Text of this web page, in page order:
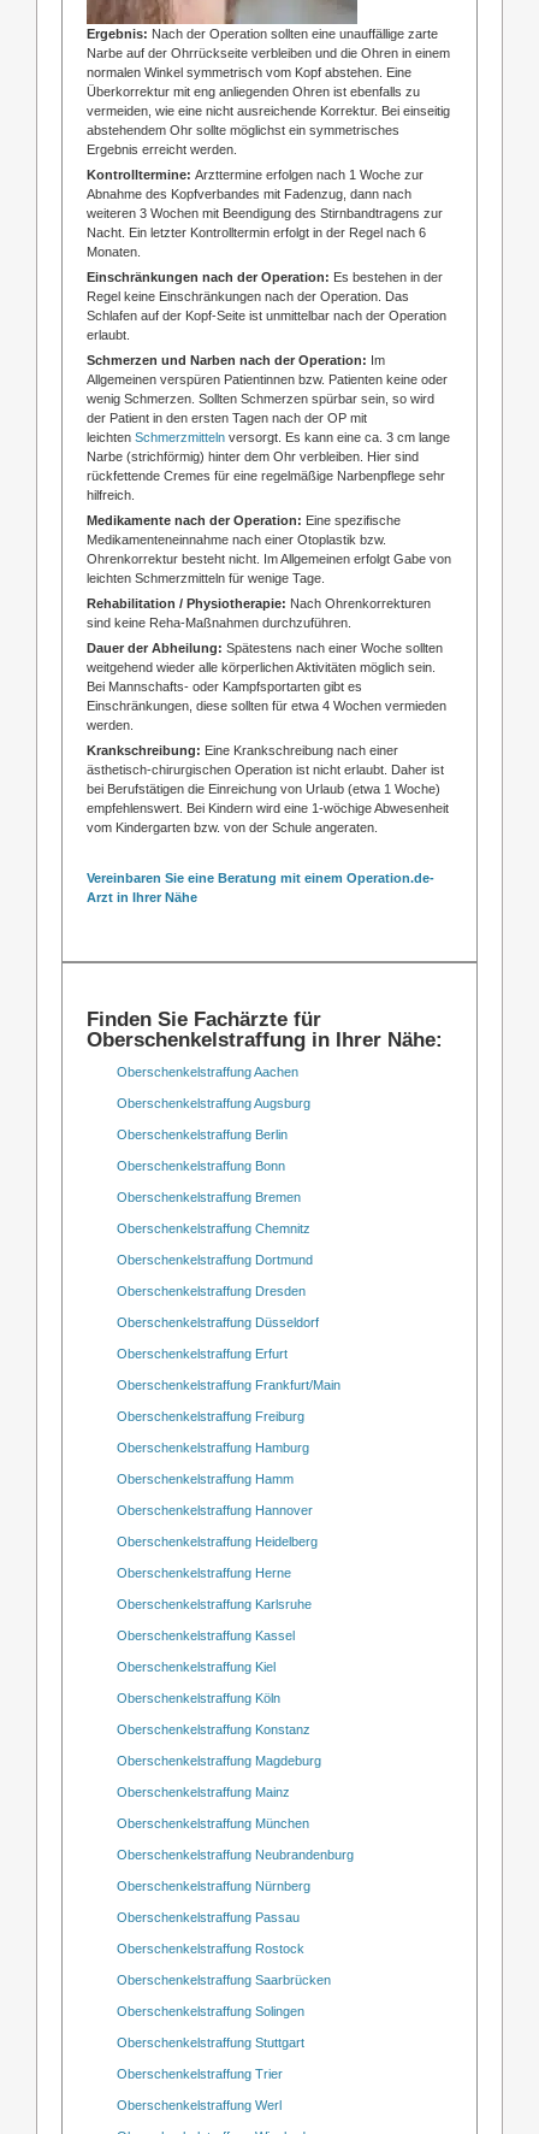
Ergebnis: Nach der Operation sollten eine unauffällige zarte
Narbe auf der Ohrrückseite verbleiben und die Ohren in einem
normalen Winkel symmetrisch vom Kopf abstehen. Eine
Überkorrektur mit eng anliegenden Ohren ist ebenfalls zu
vermeiden, wie eine nicht ausreichende Korrektur. Bei einseitig
abstehendem Ohr sollte möglichst ein symmetrisches
Ergebnis erreicht werden.
Kontrolltermine: Arzttermine erfolgen nach 1 Woche zur
Abnahme des Kopfverbandes mit Fadenzug, dann nach
weiteren 3 Wochen mit Beendigung des Stirnbandtragens zur
Nacht. Ein letzter Kontrolltermin erfolgt in der Regel nach 6
Monaten.
Einschränkungen nach der Operation: Es bestehen in der
Regel keine Einschränkungen nach der Operation. Das
Schlafen auf der Kopf-Seite ist unmittelbar nach der Operation
erlaubt.
Schmerzen und Narben nach der Operation: Im
Allgemeinen verspüren Patientinnen bzw. Patienten keine oder
wenig Schmerzen. Sollten Schmerzen spürbar sein, so wird
der Patient in den ersten Tagen nach der OP mit
leichten Schmerzmittelnversorgt. Es kann eine ca. 3 cm lange
Narbe (strichförmig) hinter dem Ohr verbleiben. Hier sind
rückfettende Cremes für eine regelmäßige Narbenpflege sehr
hilfreich.
Medikamente nach der Operation: Eine spezifische
Medikamenteneinnahme nach einer Otoplastik bzw.
Ohrenkorrektur besteht nicht. Im Allgemeinen erfolgt Gabe von
leichten Schmerzmitteln für wenige Tage.
Rehabilitation / Physiotherapie: Nach Ohrenkorrekturen
sind keine Reha-Maßnahmen durchzuführen.
Dauer der Abheilung: Spätestens nach einer Woche sollten
weitgehend wieder alle körperlichen Aktivitäten möglich sein.
Bei Mannschafts- oder Kampfsportarten gibt es
Einschränkungen, diese sollten für etwa 4 Wochen vermieden
werden.
Krankschreibung: Eine Krankschreibung nach einer
ästhetisch-chirurgischen Operation ist nicht erlaubt. Daher ist
bei Berufstätigen die Einreichung von Urlaub (etwa 1 Woche)
empfehlenswert. Bei Kindern wird eine 1-wöchige Abwesenheit
vom Kindergarten bzw. von der Schule angeraten.
Vereinbaren Sie eine Beratung mit einem Operation.de-
Arzt in Ihrer Nähe
Finden Sie Fachärzte für
Oberschenkelstraffung in Ihrer Nähe:
Oberschenkelstraffung Aachen
Oberschenkelstraffung Augsburg
Oberschenkelstraffung Berlin
Oberschenkelstraffung Bonn
Oberschenkelstraffung Bremen
Oberschenkelstraffung Chemnitz
Oberschenkelstraffung Dortmund
Oberschenkelstraffung Dresden
Oberschenkelstraffung Düsseldorf
Oberschenkelstraffung Erfurt
Oberschenkelstraffung Frankfurt/Main
Oberschenkelstraffung Freiburg
Oberschenkelstraffung Hamburg
Oberschenkelstraffung Hamm
Oberschenkelstraffung Hannover
Oberschenkelstraffung Heidelberg
Oberschenkelstraffung Herne
Oberschenkelstraffung Karlsruhe
Oberschenkelstraffung Kassel
Oberschenkelstraffung Kiel
Oberschenkelstraffung Köln
Oberschenkelstraffung Konstanz
Oberschenkelstraffung Magdeburg
Oberschenkelstraffung Mainz
Oberschenkelstraffung München
Oberschenkelstraffung Neubrandenburg
Oberschenkelstraffung Nürnberg
Oberschenkelstraffung Passau
Oberschenkelstraffung Rostock
Oberschenkelstraffung Saarbrücken
Oberschenkelstraffung Solingen
Oberschenkelstraffung Stuttgart
Oberschenkelstraffung Trier
Oberschenkelstraffung Werl